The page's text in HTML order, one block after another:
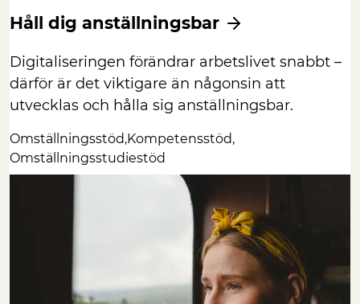
Håll dig anställningsbar
Digitaliseringen förändrar arbetslivet snabbt –
därför är det viktigare än någonsin att
utvecklas och hålla sig anställningsbar.
Omställningsstöd Kompetensstöd
Omställningsstudiestöd